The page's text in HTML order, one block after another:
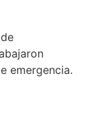
emergencia.